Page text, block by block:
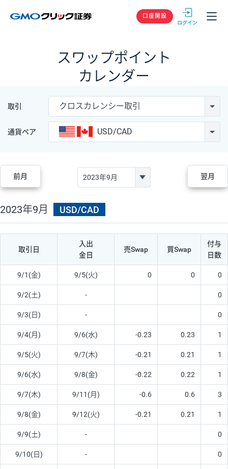
GMOクリック
口座開設
スワップポイント
カレンダー
取引 クロスカレンシー取引
通貨ペア USD/CAD
前月 翌月
2023年9月 USD/CAD
取引日
入出
金日
売Swap 買Swap
付与
日数
9/1(金) 9/5(火) 0 0 0
9/2(土) - 0
9/3(日) - 0
9/4(月) 9/6(水) -0.23 0.23 1
9/5(火) 9/7(木) -0.21 0.21 1
9/6(水) 9/8(金) -0.22 0.22 1
9/7(木) 9/11(月) -0.6 0.6 3
9/8(金) 9/12(火) -0.21 0.21 1
9/9(土) - 0
9/10(日) - 0